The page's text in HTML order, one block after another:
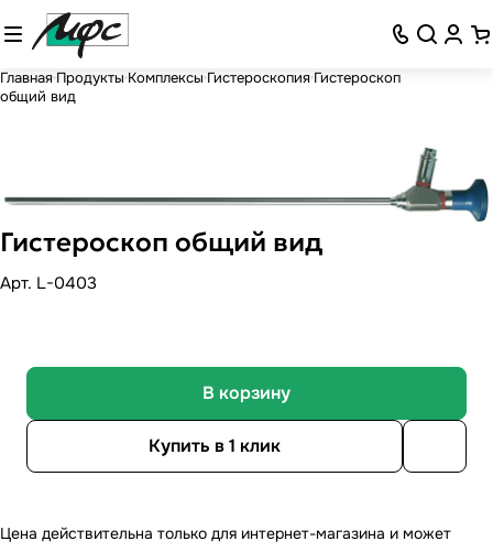
Главная Продукты Комплексы Гистероскопия Гистероскоп
общий вид
Гистероскоп общий вид
Арт. L-0403
В корзину
Купить в 1 клик
Цена действительна только для интернет-магазина и может